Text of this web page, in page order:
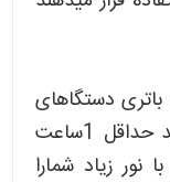
دستگاهای
استوک به این صورت میباشد که باید حداقل 1ساعت
نور زیاد شمارا